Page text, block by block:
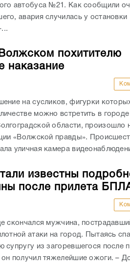
автобуса №21. Как сообщили
авария случилась у остановки
похитителю
наказание
на сусликов, фигурки
можно встретить в городе
области, произошло
«Волжской правды».
уличная камера
известны
после прилета
скончался мужчина,
атаки на город. Пытаясь
супругу из загоревшегося после
получил тяжелейшие ожоги. –